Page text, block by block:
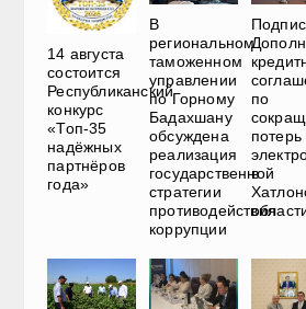
14 августа
состоится
Республиканский
конкурс
«Топ-35
надёжных
партнёров
года»
В
региональном
таможенном
управлении
по Горному
Бадахшану
обсуждена
реализация
государственной
стратегии
противодействия
коррупции
по
потерь
в